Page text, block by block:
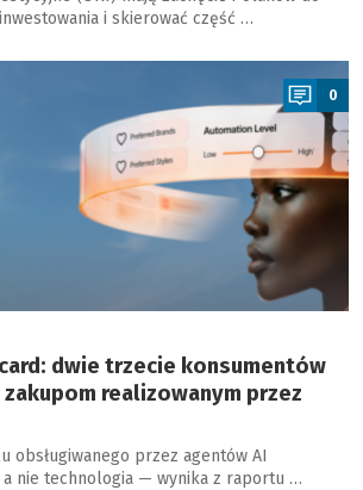
i skierować część …
0
dwie trzecie konsumentów
realizowanym przez
obsługiwanego przez agentów AI
a nie technologia — wynika z raportu …